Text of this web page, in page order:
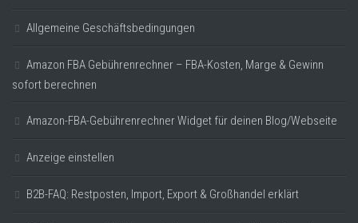
Allgemeine Geschäftsbedingungen
Amazon FBA Gebührenrechner – FBA-Kosten, Marge & Gewinn
sofort berechnen
Amazon-FBA-Gebührenrechner Widget für deinen Blog/Webseite
Anzeige einstellen
B2B-FAQ: Restposten, Import, Export & Großhandel erklärt